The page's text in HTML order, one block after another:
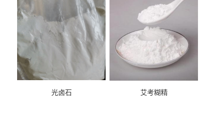
光卤石 艾考糊精